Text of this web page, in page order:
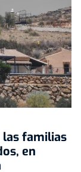
las familias
en